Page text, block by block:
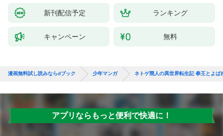
新刊配信予定 ランキング
キャンペーン 無料
漫画無料試し読みならdブック 少年マンガ ネトゲ廃人の異世界転生記 拳王とよ
アプリならもっと便利で快適に！